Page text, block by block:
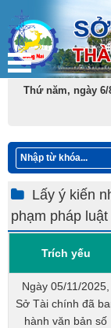
Thứ năm, ngày 6/
Lấy ý kiến
phạm pháp luật
Trích yếu
Ngày 05/11/2025,
Sở Tài chính đã
hành văn bản số